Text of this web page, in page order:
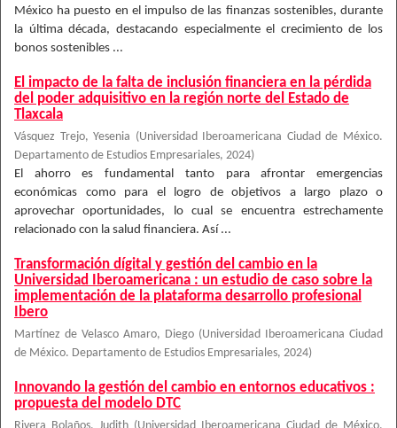
México ha puesto en el impulso de las finanzas sostenibles, durante
la última década, destacando especialmente el crecimiento de los
bonos sostenibles ...
El impacto de la falta de inclusión financiera en la pérdida
del poder adquisitivo en la región norte del Estado de
Tlaxcala
Vásquez Trejo, Yesenia (Universidad Iberoamericana Ciudad de México.
Departamento de Estudios Empresariales, 2024)
El ahorro es fundamental tanto para afrontar emergencias
económicas como para el logro de objetivos a largo plazo o
aprovechar oportunidades, lo cual se encuentra estrechamente
relacionado con la salud financiera. Así ...
Transformación dígital y gestión del cambio en la
Universidad Iberoamericana : un estudio de caso sobre la
implementación de la plataforma desarrollo profesional
Ibero
Martínez de Velasco Amaro, Diego (Universidad Iberoamericana Ciudad
de México. Departamento de Estudios Empresariales, 2024)
Innovando la gestión del cambio en entornos educativos :
propuesta del modelo DTC